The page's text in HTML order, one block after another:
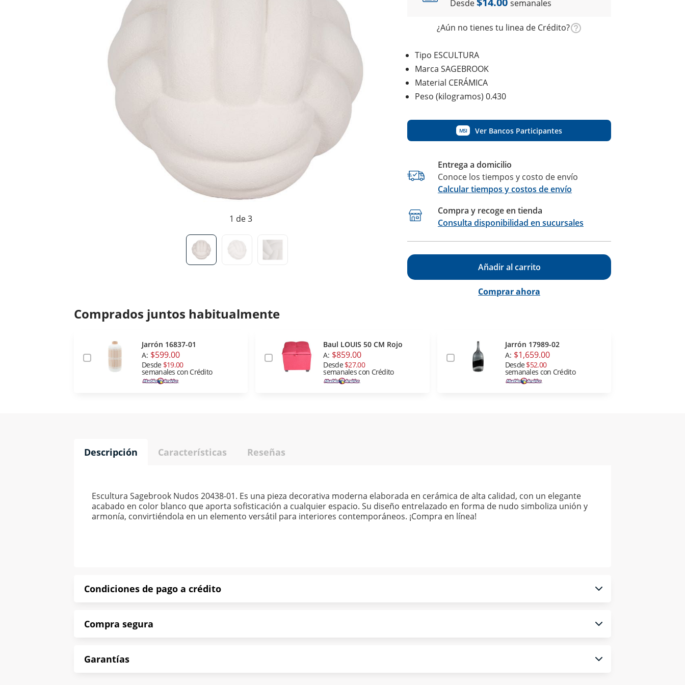
1 de 3
Desde
semanales
¿Aún no tienes tu linea de Crédito?
Tipo ESCULTURA
Marca SAGEBROOK
Material CERÁMICA
Peso (kilogramos) 0.430
MSI Ver Bancos Participantes
Entrega a domicilio
Conoce los tiempos y costo de envío
Calcular tiempos y costos de envío
Compra y recoge en tienda
Consulta disponibilidad en sucursales
Añadir al carrito
Comprar ahora
Comprados juntos habitualmente
Jarrón 16837-01
A: $599.00
Desde $19.00
semanales con Crédito
Baul LOUIS 50 CM Rojo
A: $859.00
Desde$27.00
semanales con Crédito
Jarrón 17989-02
A: $1,659.00
Desde$52.00
semanales con Crédito
Descripción Características Reseñas
Escultura Sagebrook Nudos 20438-01. Es una pieza decorativa moderna elaborada en cerámica de alta calidad, con un elegante
acabado en color blanco que aporta sofisticación a cualquier espacio. Su diseño entrelazado en forma de nudo simboliza unión y
armonía, convirtiéndola en un elemento versátil para interiores contemporáneos. ¡Compra en línea!
Condiciones de pago a crédito
Compra segura
Garantías